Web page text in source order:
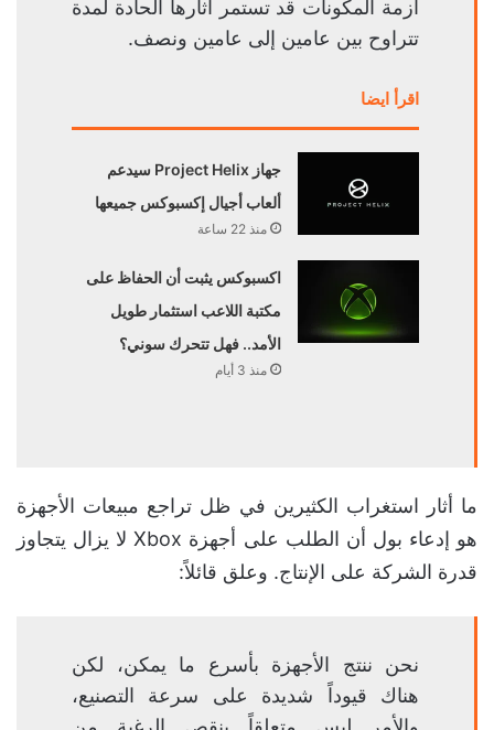
أزمة المكونات قد تستمر اثارها الحادة لمدة
تتراوح بين عامين إلى عامين ونصف.
اقرأ ايضا
جهاز Project Helix سيدعم
ألعاب أجيال إكسبوكس جميعها
منذ 22 ساعة
اكسبوكس يثبت أن الحفاظ على
مكتبة اللاعب استثمار طويل
الأمد.. فهل تتحرك سوني؟
منذ 3 أيام
ما أثار استغراب الكثيرين في ظل تراجع مبيعات الأجهزة
هو إدعاء بول أن الطلب على أجهزة Xbox لا يزال يتجاوز
قدرة الشركة على الإنتاج. وعلق قائلاً:
نحن ننتج الأجهزة بأسرع ما يمكن، لكن
هناك قيوداً شديدة على سرعة التصنيع،